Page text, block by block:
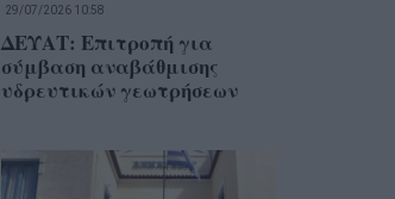
29/07/2026 10:58
ΔΕΥΑΤ: Επιτροπή για
σύμβαση αναβάθμισης
υδρευτικών γεωτρήσεων